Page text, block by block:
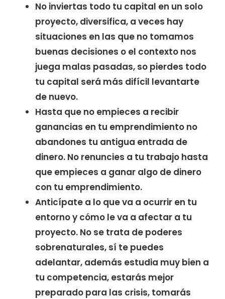
No inviertas todo tu capital en un solo
proyecto, diversifica, a veces hay
situaciones en las que no tomamos
buenas decisiones o el contexto nos
juega malas pasadas, so pierdes todo
tu capital será más difícil levantarte
de nuevo.
Hasta que no empieces a recibir
ganancias en tu emprendimiento no
abandones tu antigua entrada de
dinero. No renuncies a tu trabajo hasta
que empieces a ganar algo de dinero
con tu emprendimiento.
Anticípate a lo que va a ocurrir en tu
entorno y cómo le va a afectar a tu
proyecto. No se trata de poderes
sobrenaturales, sí te puedes
adelantar, además estudia muy bien a
tu competencia, estarás mejor
preparado para las crisis, tomarás